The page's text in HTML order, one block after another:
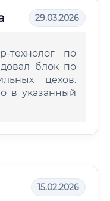
29.03.2026
технолог по
блок по
цехов.
в указанный
15.02.2026